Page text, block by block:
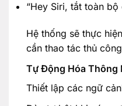
“Hey Siri, tắt toàn bộ
Hệ thống sẽ thực
cần thao tác thủ
Tự Động Hóa Thông
Thiết lập các ngữ